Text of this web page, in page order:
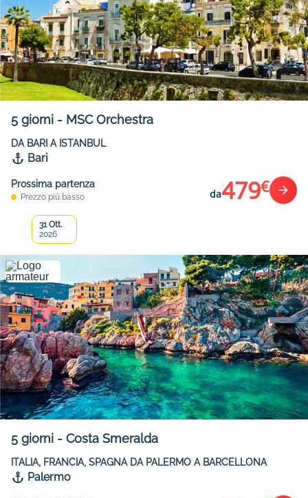
5 giorni - MSC Orchestra
DA BARI A ISTANBUL
Bari
Prossima partenza
Prezzo più basso da479€
31 Ott.
2026
5 giorni - Costa Smeralda
ITALIA, FRANCIA, SPAGNA DA PALERMO A BARCELLONA
Palermo